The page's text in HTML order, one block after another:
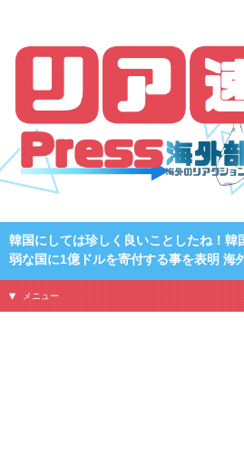
韓国にしては珍しく良いことしたね！韓
弱な国に1億ドルを寄付する事を表明 海
メニュー